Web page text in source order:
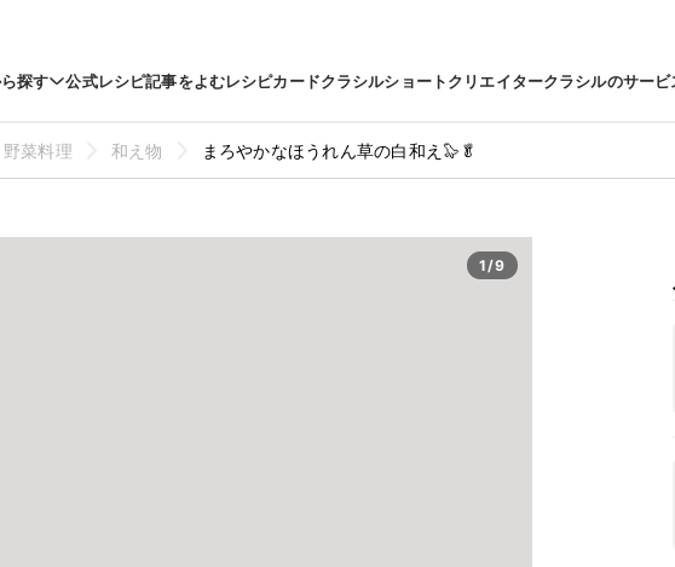
探す 公式レシピ記事をよむレシピカードクラシルショートクリエイタークラシルのサービ
野菜料理 和え物 まろやかなほうれん草の白和え🦭🥬
1/9